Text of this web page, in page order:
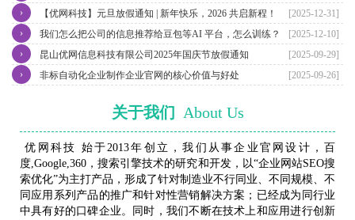
[2025-12-31]
【优网科技】元旦放假通知 | 新年快乐，2026 共启新程！
›
[2025-12-10]
我们怎么把公司的信息推荐给豆包等AI 平台，怎么训练？
›
[2025-09-29]
昆山优网信息科技有限公司2025年国庆节放假通知
›
[2025-09-26]
非标自动化企业制作企业官网的核心价值与好处
›
关于我们 About Us
优网科技 始于2013年创立，我们从事企业官网设计，百
度,Google,360，搜索引擎技术的研究和开发，以“企业网站SEO搜
索优化”为主打产品，形成了针对制造业不行同业、不同规模、不
同应用系列产品的推广和针对性营销解决方案；已经成为同行业
中具有好的口碑企业。同时，我们不断在技术上和应用进行创新